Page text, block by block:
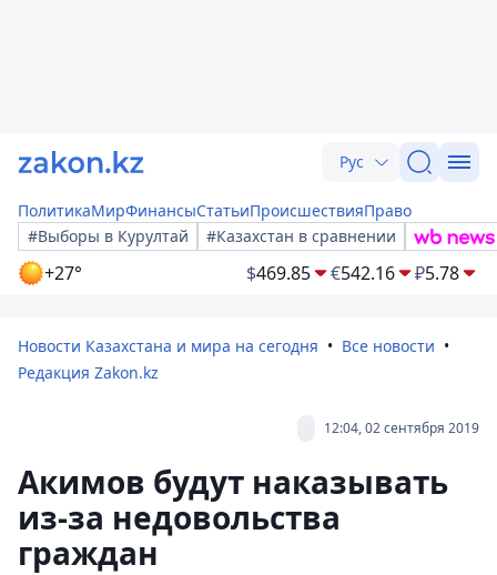
Рус
ПолитикаМирФинансыСтатьиПроисшествияПраво
#Выборы в Курултай
#Казахстан в сравнении
+27° $469.85 €542.16 ₽5.78
Новости Казахстана и мира на сегодня
Все новости
Редакция Zakon.kz
12:04, 02 сентября 2019
Акимов будут наказывать
из-за недовольства
граждан